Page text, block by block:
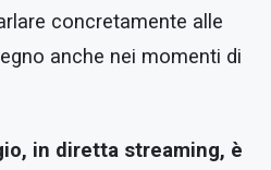
concretamente alle
anche nei momenti di
in diretta streaming, è